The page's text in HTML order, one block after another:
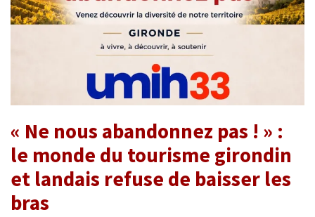
« Ne nous abandonnez pas ! » :
le monde du tourisme girondin
et landais refuse de baisser les
bras